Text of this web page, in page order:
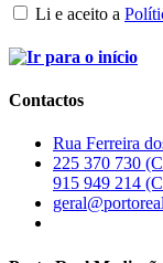
Li e aceito a
Contactos
Rua Ferreira
225 370 730
915 949 214